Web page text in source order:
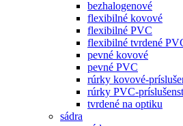
bezhalogenové
flexibilné kovové
flexibilné PVC
flexibilné tvrdené
pevné kovové
pevné PVC
rúrky kovové-
rúrky PVC-
tvrdené na optiku
sádra